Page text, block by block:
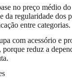
no preço médio
da regularidade dos
entre categorias.
com acessório e
reduz a